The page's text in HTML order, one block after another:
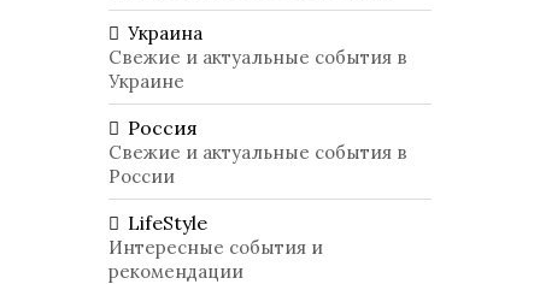
Украина
Свежие и актуальные события в
Украине
Россия
Свежие и актуальные события в
России
LifeStyle
Интересные события и
рекомендации